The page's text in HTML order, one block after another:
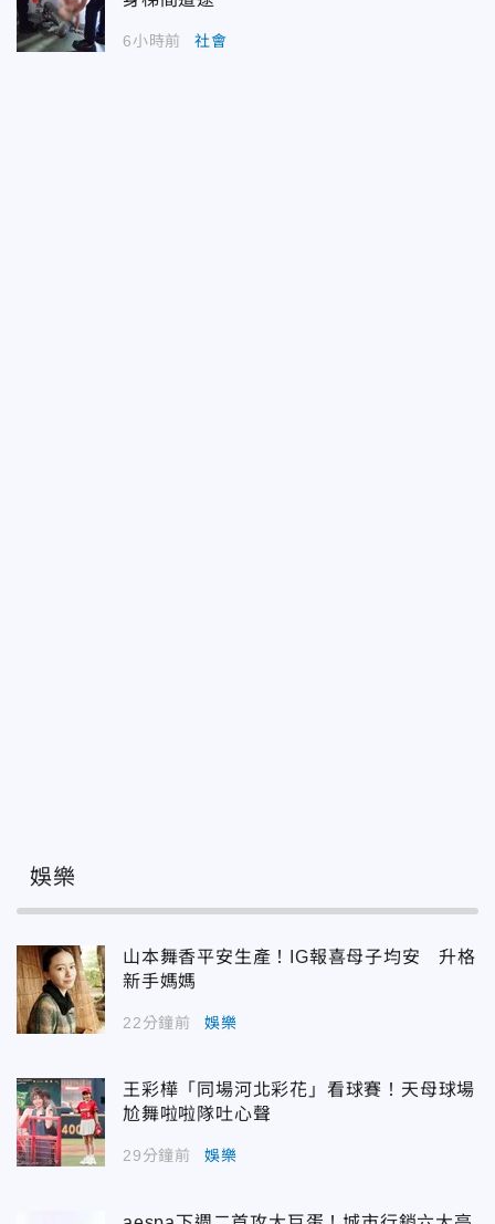
6小時前 社會
娛樂
山本舞香平安生產！IG報喜母子均安 升格
新手媽媽
22分鐘前 娛樂
王彩樺「同場河北彩花」看球賽！天母球場
尬舞啦啦隊吐心聲
29分鐘前 娛樂